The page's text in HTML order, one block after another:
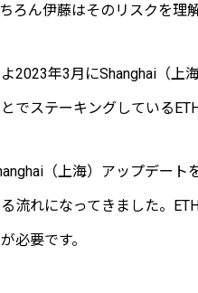
ろん伊藤はそのリスクを理
2023年3月にShanghai（上
でステーキングしている
（上海）アップデー
流れになってきました。
必要です。